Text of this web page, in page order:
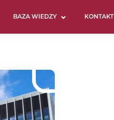
BAZA WIEDZY KONTAKT